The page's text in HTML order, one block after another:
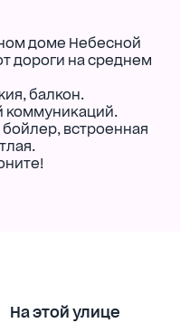
доме Небесной
дороги на среднем
балкон.
коммуникаций.
встроенная
На этой улице